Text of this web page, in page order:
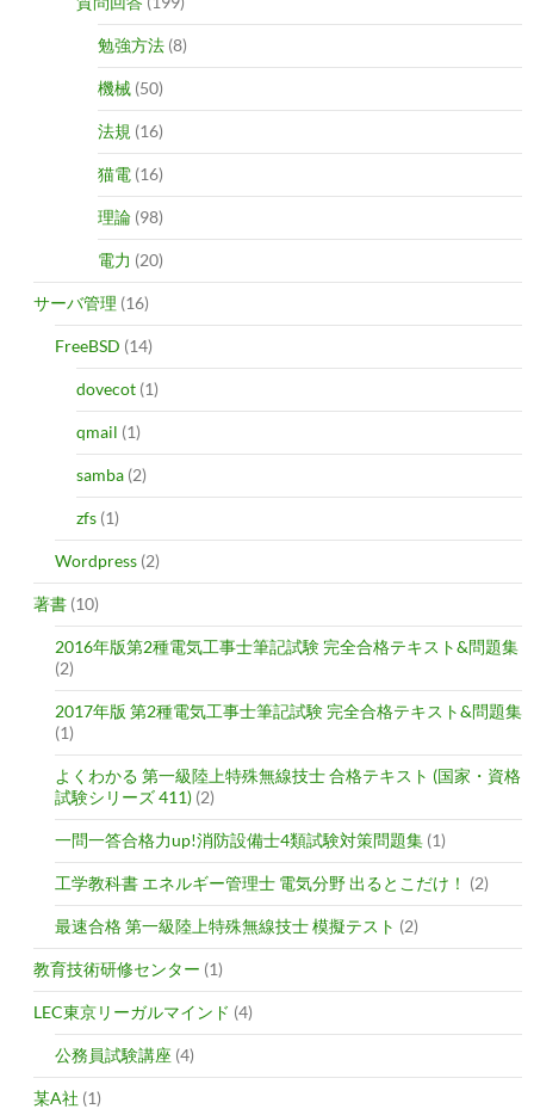
勉強方法 (8)
機械 (50)
法規 (16)
猫電 (16)
理論 (98)
電力 (20)
サーバ管理 (16)
FreeBSD (14)
dovecot (1)
qmail (1)
samba (2)
zfs (1)
Wordpress (2)
著書 (10)
2016年版第2種電気工事士筆記試験 完全合格テキスト&問題集
(2)
2017年版 第2種電気工事士筆記試験 完全合格テキスト&問題集
(1)
よくわかる 第一級陸上特殊無線技士 合格テキスト (国家・資格
試験シリーズ 411) (2)
一問一答合格力up!消防設備士4類試験対策問題集 (1)
工学教科書 エネルギー管理士 電気分野 出るとこだけ！ (2)
最速合格 第一級陸上特殊無線技士 模擬テスト (2)
教育技術研修センター (1)
LEC東京リーガルマインド (4)
公務員試験講座 (4)
某A社 (1)